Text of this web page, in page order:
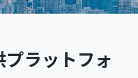
ラットフォ